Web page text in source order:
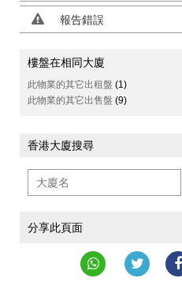
報告錯誤
樓盤在相同大廈
此物業的其它出租盤 (1)
此物業的其它出售盤 (9)
香港大廈搜尋
分享此頁面